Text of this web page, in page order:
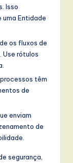
Isso
Entidade
os fluxos de
Use rótulos
têm
de
enviam
de
segurança,